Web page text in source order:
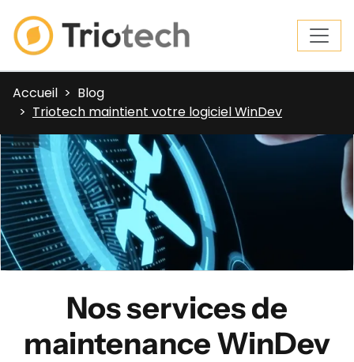
Accueil
Blog
Triotech maintient votre logiciel WinDev
Nos services de
maintenance WinDev